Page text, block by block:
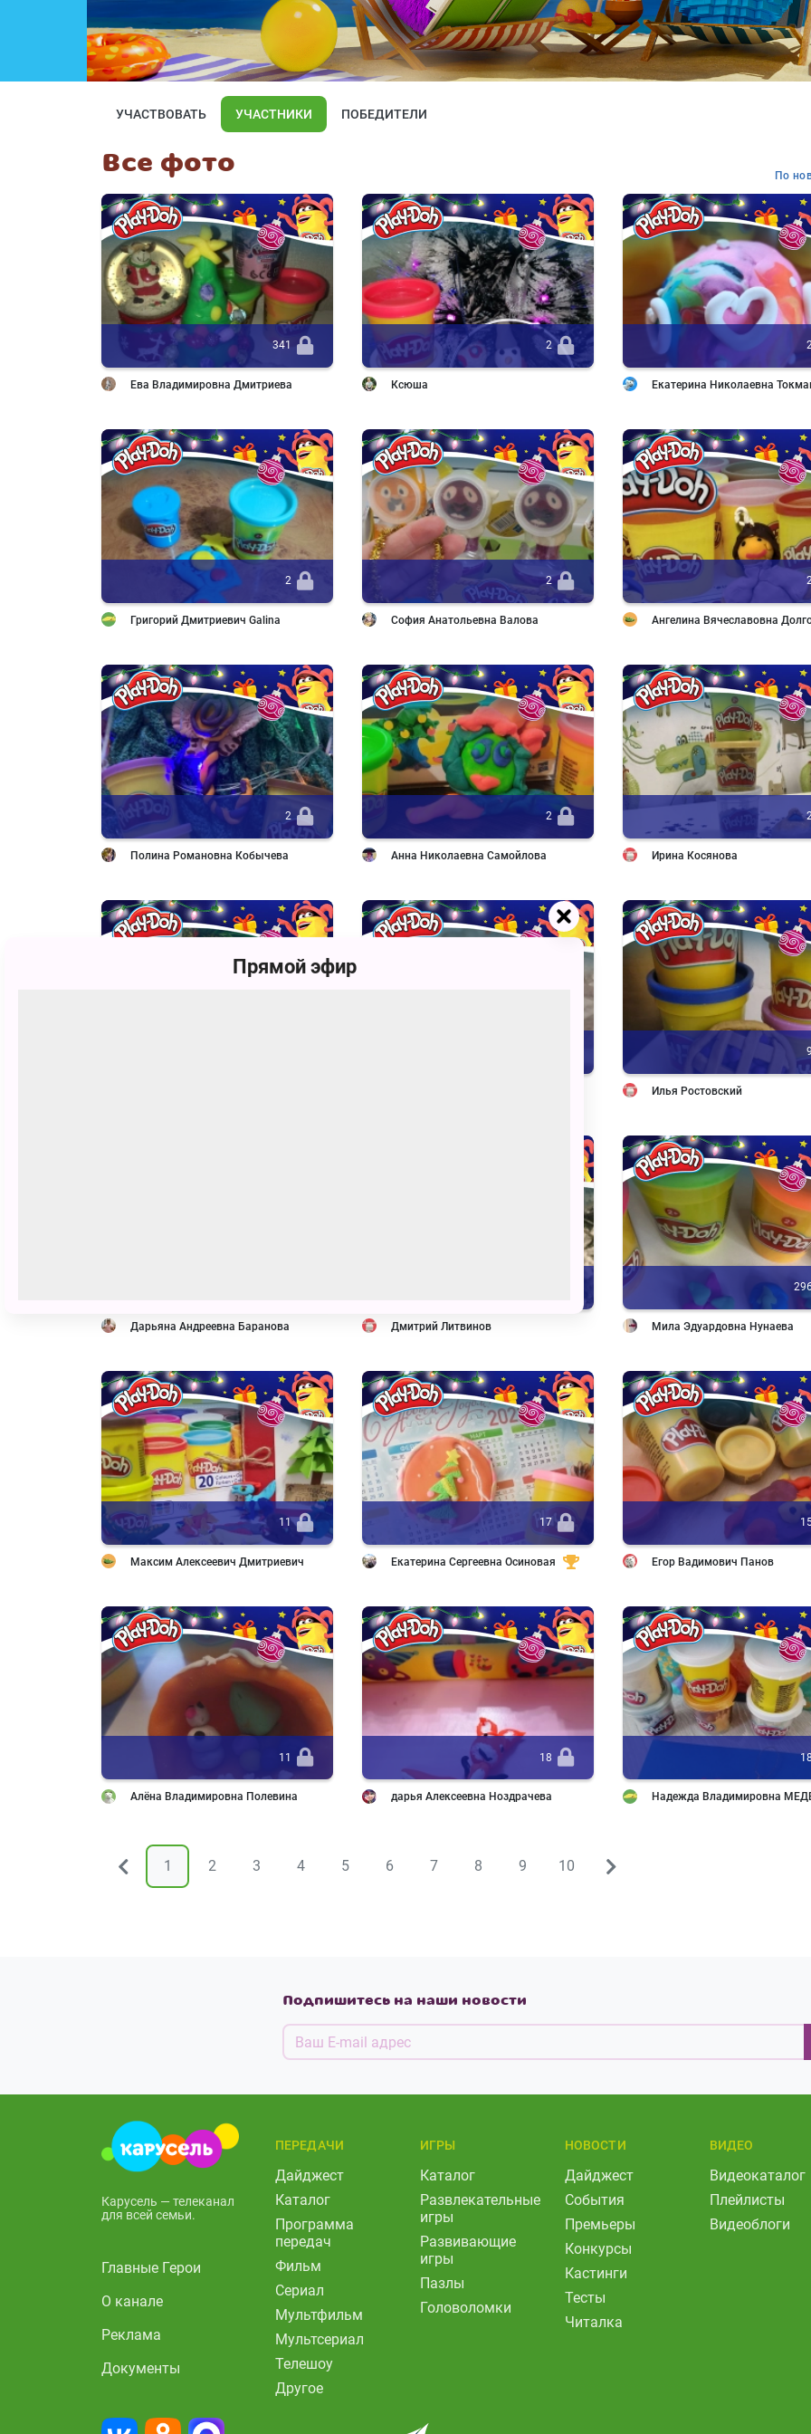
УЧАСТВОВАТЬ УЧАСТНИКИ ПОБЕДИТЕЛИ
Все фото По
341
Ева Владимировна Дмитриева
2
Ксюша Екатерина Николаевна
2
Григорий Дмитриевич Galina
2
София Анатольевна Валова Ангелина Вячеславовна
2
Полина Романовна Кобычева
2
Анна Николаевна Самойлова Ирина Косянова
Илья Ростовский
Дарьяна Андреевна Баранова Дмитрий Литвинов Мила Эдуардовна Нунаева
11
Максим Алексеевич Дмитриевич
17
Екатерина Сергеевна Осиновая Егор Вадимович Панов
11
Алёна Владимировна Полевина
18
дарья Алексеевна Ноздрачева Надежда Владимировна
&larr;
1 2 3 4 5 6 7 8 9 10
&rarr;
Подпишитесь на наши новости
Карусель — телеканал
для всей семьи.
Главные Герои
О канале
Реклама
Документы
ПЕРЕДАЧИ
Дайджест
Каталог
Программа
передач
Фильм
Сериал
Мультфильм
Мультсериал
Телешоу
Другое
ИГРЫ
Каталог
Развлекательные
игры
Развивающие
игры
Пазлы
Головоломки
НОВОСТИ
Дайджест
События
Премьеры
Конкурсы
Кастинги
Тесты
Читалка
ВИДЕО
Видеокаталог
Плейлисты
Видеоблоги
Прямой эфир